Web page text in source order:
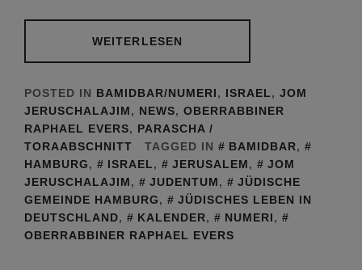
WEITERLESEN
POSTED IN BAMIDBAR/NUMERI, ISRAEL, JOM
JERUSCHALAJIM, NEWS, OBERRABBINER
RAPHAEL EVERS, PARASCHA /
TORAABSCHNITT
TAGGED IN BAMIDBAR,
HAMBURG, ISRAEL, JERUSALEM,
JOM
JERUSCHALAJIM, JUDENTUM,
JÜDISCHE
GEMEINDE HAMBURG,
JÜDISCHES LEBEN IN
DEUTSCHLAND, KALENDER, NUMERI,
OBERRABBINER RAPHAEL EVERS